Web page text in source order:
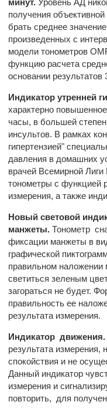
получения
брать среднее
произведенных с
модели тонометров
функцию расчета
основании
Индикатор утренней
характерно
часы, в большей
инсультов. В рамках
гипертензией"
давления в домашних
врачей Всемирной Лиги
тонометры с функцией
измерения, а также
Новый световой
манжеты. Тонометр
фиксации манжеты в
графической
правильном наложении
светиться зеленым
загораться не будет.
правильность ее
результата измерения.
Индикатор движения.
результата измерения,
спокойствия и не
Данный индикатор
измерения и
повторить, для